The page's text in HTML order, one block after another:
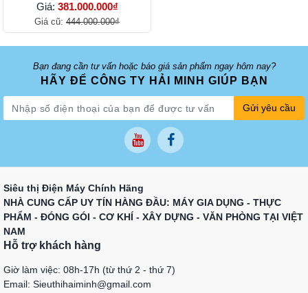
Giá: 381.000.000₫
Giá cũ: 444.000.000₫
Bạn đang cần tư vấn hoặc báo giá sản phẩm ngay hôm nay?
HÃY ĐỂ CÔNG TY HẢI MINH GIÚP BẠN
Gửi yêu cầu
Siêu thị Điện Máy Chính Hãng
NHÀ CUNG CẤP UY TÍN HÀNG ĐẦU: MÁY GIA DỤNG - THỰC
PHẨM - ĐÓNG GÓI - CƠ KHÍ - XÂY DỰNG - VĂN PHÒNG TẠI VIỆT
NAM
Hỗ trợ khách hàng
Giờ làm việc: 08h-17h (từ thứ 2 - thứ 7)
Email: Sieuthihaiminh@gmail.com